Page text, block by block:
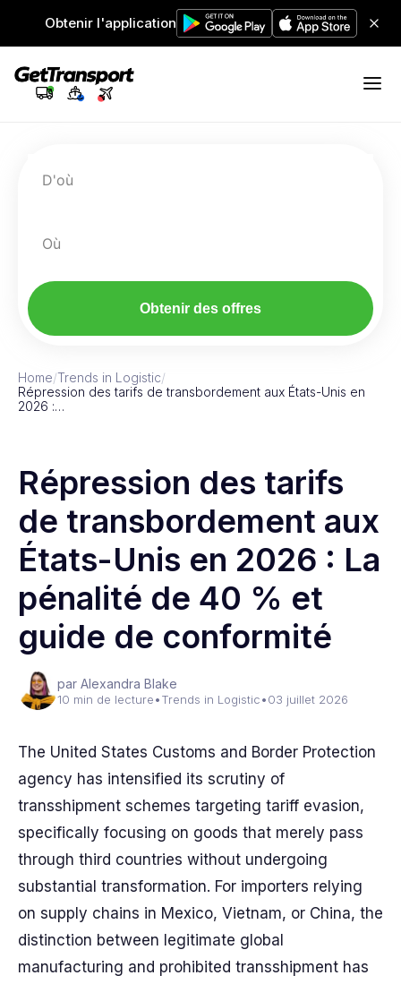
Obtenir l'application
D'où
Où
Obtenir des offres
Home/Trends in Logistic/
Répression des tarifs de transbordement aux États-Unis en
2026 :…
Répression des tarifs
de transbordement aux
États-Unis en 2026 : La
pénalité de 40 % et
guide de conformité
par Alexandra Blake
10 min de lecture•Trends in Logistic•03 juillet 2026
The United States Customs and Border Protection
agency has intensified its scrutiny of
transshipment schemes targeting tariff evasion,
specifically focusing on goods that merely pass
through third countries without undergoing
substantial transformation. For importers relying
on supply chains in Mexico, Vietnam, or China, the
distinction between legitimate global
manufacturing and prohibited transshipment has